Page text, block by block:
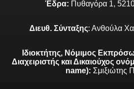
Έδρα: Πυθαγόρα 1,
Διευθ. Σύνταξης: Ανθούλα
Ιδιοκτήτης, Νόμιμος
Διαχειριστής και Δικαιούχος
name): Σμιξιώτης